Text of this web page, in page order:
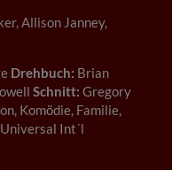
Allison Janney,
Drehbuch: Brian
Schnitt: Gregory
Komödie, Familie,
Universal Int´l